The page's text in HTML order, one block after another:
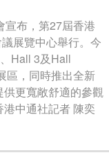
宣布，第27屆香港
展覽中心舉行。今
Hall 3及Hall
區，同時推出全新
更寬敞舒適的參觀
中通社記者 陳奕